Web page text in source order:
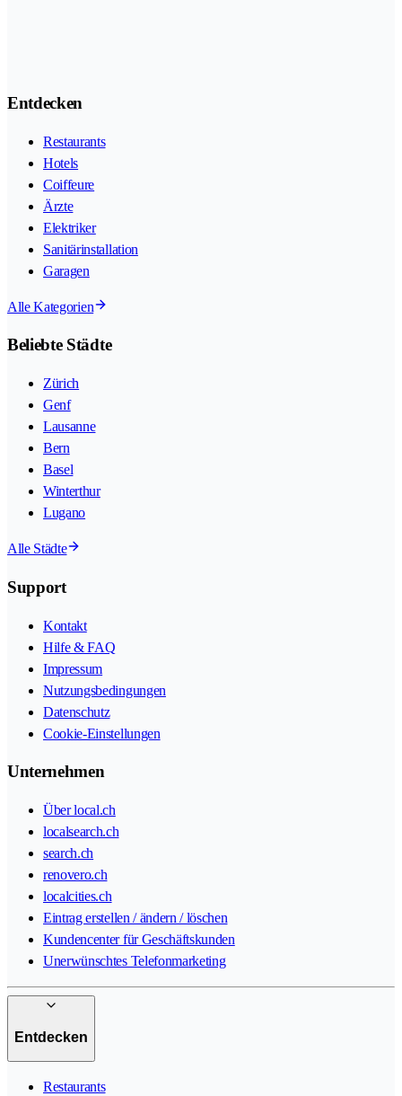
Entdecken
Restaurants
Hotels
Coiffeure
Ärzte
Elektriker
Sanitärinstallation
Garagen
Alle Kategorien
Beliebte Städte
Zürich
Genf
Lausanne
Bern
Basel
Winterthur
Lugano
Alle Städte
Support
Kontakt
Hilfe & FAQ
Impressum
Nutzungsbedingungen
Datenschutz
Cookie-Einstellungen
Unternehmen
Über local.ch
localsearch.ch
search.ch
renovero.ch
localcities.ch
Eintrag erstellen / ändern / löschen
Kundencenter für Geschäftskunden
Unerwünschtes Telefonmarketing
Entdecken
Restaurants